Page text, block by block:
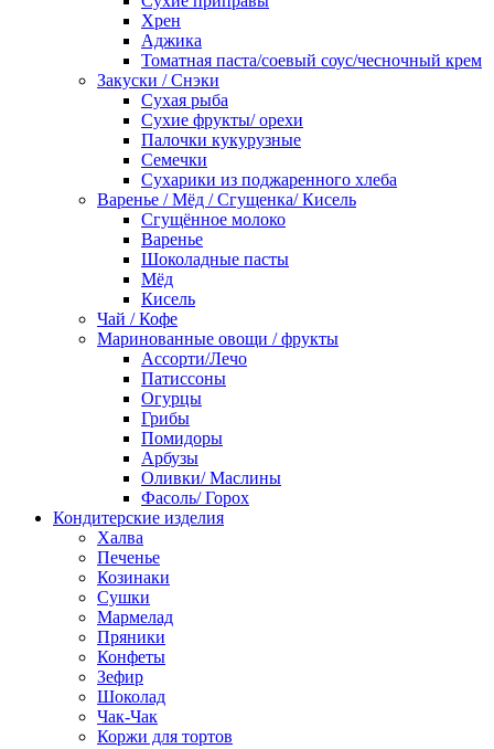
Хрен
Аджика
Томатная паста/соевый соус/чесночный крем
Закуски / Снэки
Сухая рыба
Сухие фрукты/ орехи
Палочки кукурузные
Семечки
Сухарики из поджаренного хлеба
Варенье / Мёд / Сгущенка/ Кисель
Сгущённое молоко
Варенье
Шоколадные пасты
Мёд
Кисель
Чай / Кофе
Маринованные овощи / фрукты
Ассорти/Лечо
Патиссоны
Огурцы
Грибы
Помидоры
Арбузы
Оливки/ Маслины
Фасоль/ Горох
Кондитерские изделия
Халва
Печенье
Козинаки
Сушки
Мармелад
Пряники
Конфеты
Зефир
Шоколад
Чак-Чак
Коржи для тортов